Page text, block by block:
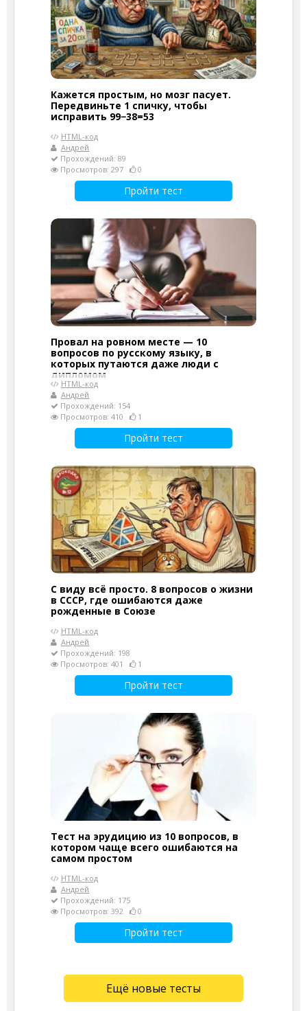
Кажется простым, но мозг пасует.
Передвиньте 1 спичку, чтобы
исправить 99−38=53
HTML-код
Андрей
Прохождений: 89
Просмотров: 297
0
Пройти тест
Провал на ровном месте — 10
вопросов по русскому языку, в
которых путаются даже люди с
дипломом
HTML-код
Андрей
Прохождений: 154
Просмотров: 410
1
Пройти тест
С виду всё просто. 8 вопросов о жизни
в СССР, где ошибаются даже
рожденные в Союзе
HTML-код
Андрей
Прохождений: 198
Просмотров: 401
1
Пройти тест
Тест на эрудицию из 10 вопросов, в
котором чаще всего ошибаются на
самом простом
HTML-код
Андрей
Прохождений: 175
Просмотров: 392
0
Пройти тест
Ещё новые тесты